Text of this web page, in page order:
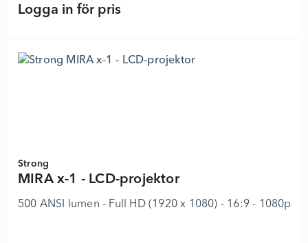
Logga in för prisZH451ST - DLP-projektor -
Strong
MIRA x-1 - LCD-projektor
500 ANSI lumen - Full HD (1920 x 1080) - 16:9 - 1080p